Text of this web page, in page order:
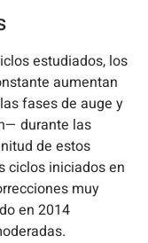
estudiados, los
aumentan
fases de auge y
durante las
de estos
ciclos iniciados en
muy
en 2014